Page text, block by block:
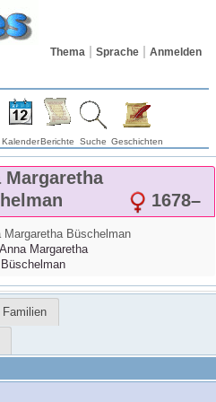
Thema Sprache Anmelden
KalenderBerichte Suche Geschichten
Margaretha
1678–
Margaretha Büschelman
Anna Margaretha
Büschelman
Familien